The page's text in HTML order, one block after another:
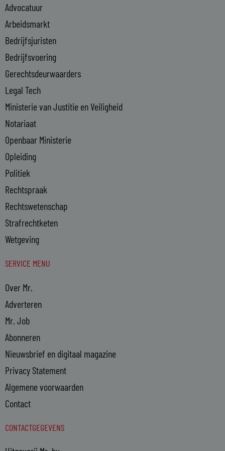
d
i
n
-
i
n
Advocatuur
Arbeidsmarkt
Bedrijfsjuristen
Bedrijfsvoering
Gerechtsdeurwaarders
Legal Tech
Ministerie van Justitie en Veiligheid
Notariaat
Openbaar Ministerie
Opleiding
Politiek
Rechtspraak
Rechtswetenschap
Strafrechtketen
Wetgeving
SERVICE MENU
Over Mr.
Adverteren
Mr. Job
Abonneren
Nieuwsbrief en digitaal magazine
Privacy Statement
Algemene voorwaarden
Contact
CONTACTGEGEVENS